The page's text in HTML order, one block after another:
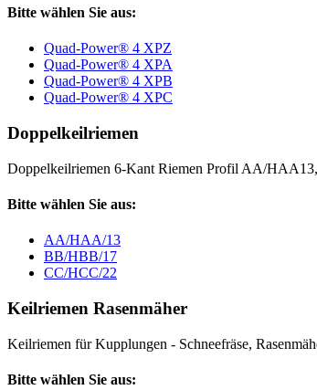
Bitte wählen Sie aus:
Quad-Power® 4 XPZ
Quad-Power® 4 XPA
Quad-Power® 4 XPB
Quad-Power® 4 XPC
Doppelkeilriemen
Doppelkeilriemen 6-Kant Riemen Profil AA/
Bitte wählen Sie aus:
AA/HAA/13
BB/HBB/17
CC/HCC/22
Keilriemen Rasenmäher
Keilriemen für Kupplungen - Schneefräse,
Bitte wählen Sie aus: